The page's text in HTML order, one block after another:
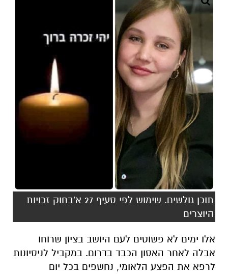
תוכן גולשים. שימוש לפי סעיף 27 א'בחוק זכויות
היוצרים
אלו ימים לא פשוטים לעם היושב בציון שרוחו
אבלה לאחר האסון הכבד בדרום. במקביל לניסיונות
לרפא את הפצע הלאומי, נחשפים בכל יום